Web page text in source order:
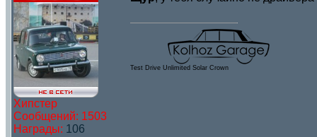
Хипстер
Сообщений: 1503
Награды: 106
Test Drive Unlimited Solar Crown